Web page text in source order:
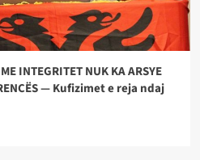
INTEGRITET NUK KA ARSYE
— Kufizimet e reja ndaj